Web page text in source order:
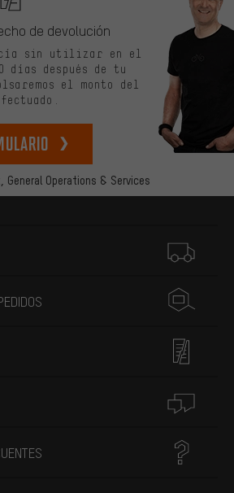
General Operations & Services
de devolución
sin utilizar en el
días después de tu
el monto del